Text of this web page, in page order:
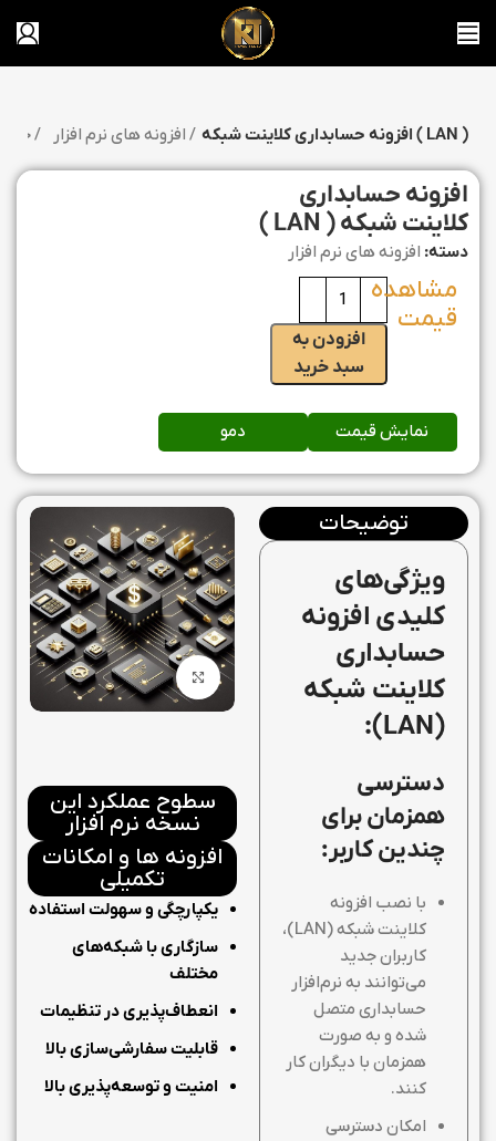
افزونه حسابداری کلاینت شبکه ( LAN )
افزونه حسابداری
کلاینت شبکه ( LAN )
دسته: افزونه های نرم افزار
افزودن به
سبد خرید
نمایش قیمت دمو
توضیحات
ویژگی‌های
کلیدی افزونه
حسابداری
کلاینت شبکه
(LAN):
دسترسی
همزمان برای
چندین کاربر:
با نصب افزونه
کلاینت شبکه (LAN)،
کاربران جدید
می‌توانند به نرم‌افزار
حسابداری متصل
شده و به صورت
همزمان با دیگران کار
کنند.
امکان دسترسی
بزرگنمایی تصویر
سطوح عملکرد این
نسخه نرم افزار
افزونه ها و امکانات
تکمیلی
یکپارچگی و سهولت استفاده
سازگاری با شبکه‌های
مختلف
انعطاف‌پذیری در تنظیمات
قابلیت سفارشی‌سازی بالا
امنیت و توسعه‌پذیری بالا